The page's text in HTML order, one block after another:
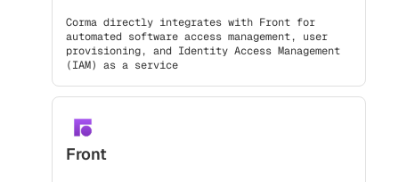
Corma directly integrates with Front for
automated software access management, user
provisioning, and Identity Access Management
(IAM) as a service
Front